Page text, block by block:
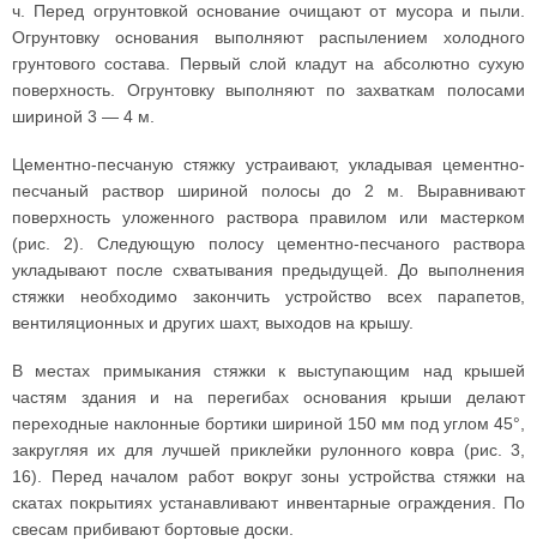
ч. Перед огрунтовкой основание очищают от мусора и пыли.
Огрунтовку основания выполняют распылением холодного
грунтового состава. Первый слой кладут на абсолютно сухую
поверхность. Огрунтовку выполняют по захваткам полосами
шириной 3 — 4 м.
Цементно-песчаную стяжку устраивают, укладывая цементно-
песчаный раствор шириной полосы до 2 м. Выравнивают
поверхность уложенного раствора правилом или мастерком
(рис. 2). Следующую полосу цементно-песчаного раствора
укладывают после схватывания предыдущей. До выполнения
стяжки необходимо закончить устройство всех парапетов,
вентиляционных и других шахт, выходов на крышу.
В местах примыкания стяжки к выступающим над крышей
частям здания и на перегибах основания крыши делают
переходные наклонные бортики шириной 150 мм под углом 45°,
закругляя их для лучшей приклейки рулонного ковра (рис. 3,
16). Перед началом работ вокруг зоны устройства стяжки на
скатах покрытиях устанавливают инвентарные ограждения. По
свесам прибивают бортовые доски.